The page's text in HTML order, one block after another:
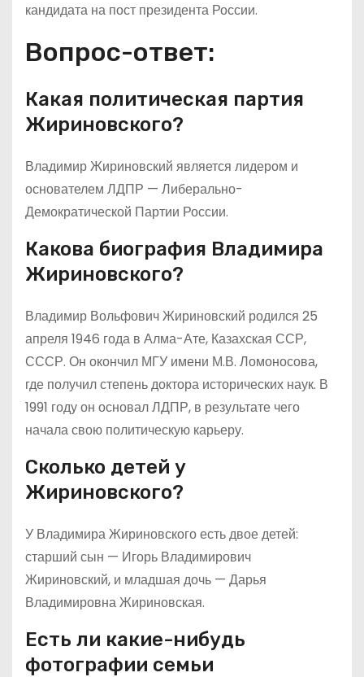
кандидата на пост президента России.
Вопрос-ответ:
Какая политическая партия
Жириновского?
Владимир Жириновский является лидером и
основателем ЛДПР — Либерально-
Демократической Партии России.
Какова биография Владимира
Жириновского?
Владимир Вольфович Жириновский родился 25
апреля 1946 года в Алма-Ате, Казахская ССР,
СССР. Он окончил МГУ имени М.В. Ломоносова,
где получил степень доктора исторических наук. В
1991 году он основал ЛДПР, в результате чего
начала свою политическую карьеру.
Сколько детей у
Жириновского?
У Владимира Жириновского есть двое детей:
старший сын — Игорь Владимирович
Жириновский, и младшая дочь — Дарья
Владимировна Жириновская.
Есть ли какие-нибудь
фотографии семьи